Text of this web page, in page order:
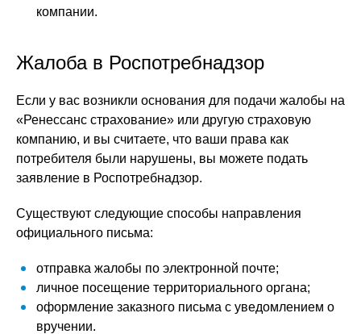
компании.
Жалоба в Роспотребнадзор
Если у вас возникли основания для подачи жалобы на
«Ренессанс страхование» или другую страховую
компанию, и вы считаете, что ваши права как
потребителя были нарушены, вы можете подать
заявление в Роспотребнадзор.
Существуют следующие способы направления
официального письма:
отправка жалобы по электронной почте;
личное посещение территориального органа;
оформление заказного письма с уведомлением о
вручении.